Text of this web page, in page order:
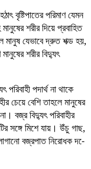
বৃষ্টিপাতের পরিমাণ যেমন
শরীর দিয়ে প্রবাহিত
যেভাবে দ্রুত শক্ড হয়,
শরীর বিদ্যুৎ
পদার্থ না থাকে
চেয়ে বেশি তাহলে মানুষের
বজ্র বিদ্যুৎ পরিবাহীর
সঙ্গে মিশে যায়। উঁচু গাছ,
বজ্রপাত নিরোধক দ-ে